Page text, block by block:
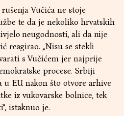
Vučića ne stoje
te da je nekoliko hrvatskih
neugodnosti, ali da nije
reagirao. „Nisu se stekli
s Vučićem jer najprije
procese. Srbiji
u EU nakon što otvore arhive
iz vukovarske bolnice, tek
istaknuo je.